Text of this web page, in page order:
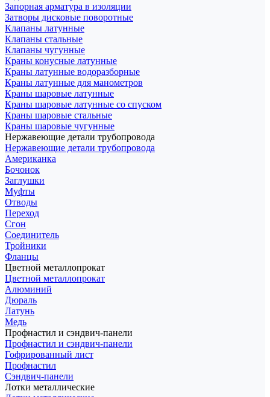
Запорная арматура в изоляции
Затворы дисковые поворотные
Клапаны латунные
Клапаны стальные
Клапаны чугунные
Краны конусные латунные
Краны латунные водоразборные
Краны латунные для манометров
Краны шаровые латунные
Краны шаровые латунные со спуском
Краны шаровые стальные
Краны шаровые чугунные
Нержавеющие детали трубопровода
Нержавеющие детали трубопровода
Американка
Бочонок
Заглушки
Муфты
Отводы
Переход
Сгон
Соединитель
Тройники
Фланцы
Цветной металлопрокат
Цветной металлопрокат
Алюминий
Дюраль
Латунь
Медь
Профнастил и сэндвич-панели
Профнастил и сэндвич-панели
Гофрированный лист
Профнастил
Сэндвич-панели
Лотки металлические